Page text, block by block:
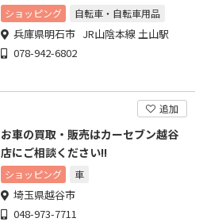
ショッピング 自転車・自転車用品
兵庫県明石市 JR山陰本線 土山駅
078-942-6802
追加
お車の買取・販売はカーセブン越谷
店にご相談ください!!
ショッピング 車
埼玉県越谷市
048-973-7711